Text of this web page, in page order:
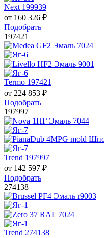
Next 199939
от 160 326 ₽
Подобрать
197421
Termo 197421
от 224 853 ₽
Подобрать
197997
Trend 197997
от 142 597 ₽
Подобрать
274138
Trend 274138